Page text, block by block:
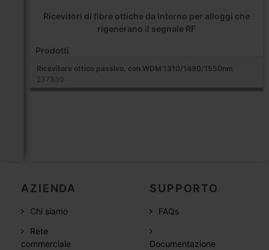
Ricevitori di fibre ottiche da interno per alloggi che
rigenerano il segnale RF
Prodotti
Ricevitore ottico passivo, con WDM 1310/1490/1550nm
237330
AZIENDA
Chi siamo
Rete
commerciale
SUPPORTO
FAQs
Documentazione